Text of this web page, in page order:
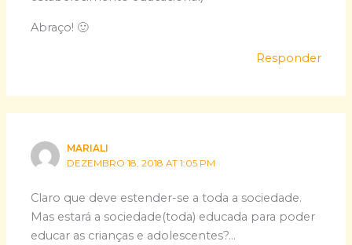
Abraço! 🙂
Responder
MARIALI
DEZEMBRO 18, 2018 AT 1:05 PM
Claro que deve estender-se a toda a sociedade.
Mas estará a sociedade(toda) educada para poder
educar as crianças e adolescentes?…